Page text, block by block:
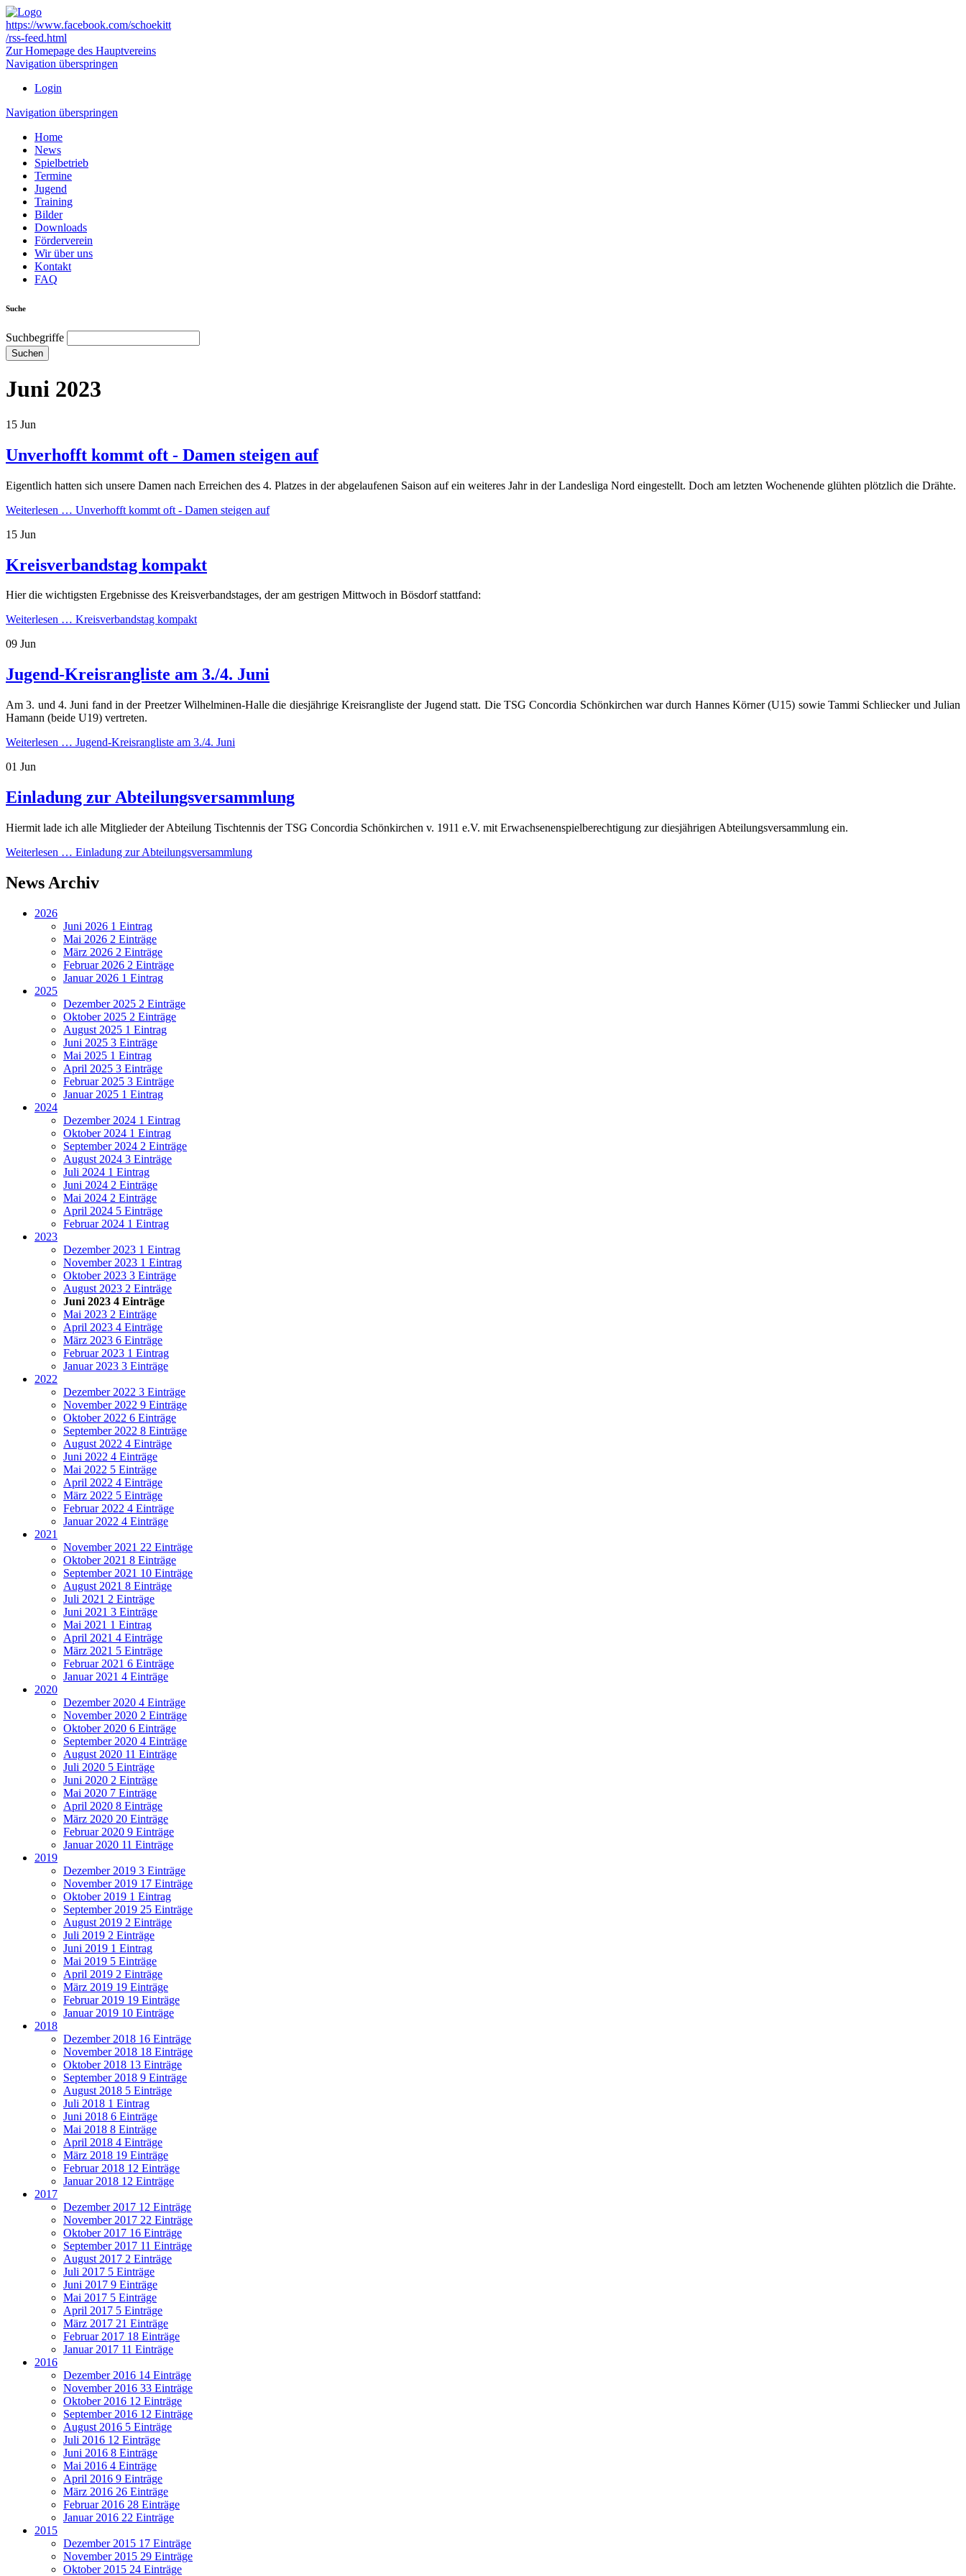
https://www.facebook.com/schoekitt
/rss-feed.html
Zur Homepage des Hauptvereins
Navigation überspringen
Login
Navigation überspringen
Home
News
Spielbetrieb
Termine
Jugend
Training
Bilder
Downloads
Förderverein
Wir über uns
Kontakt
FAQ
Suche
Suchbegriffe
Suchen
Juni 2023
15 Jun
Unverhofft kommt oft - Damen steigen auf
Eigentlich hatten sich unsere Damen nach Erreichen des 4. Platzes in der abgelaufenen Saison auf ein weiteres Jahr in der Landesliga Nord eingestellt. Doch am letzten Wochenende glühten plötzlich die Drähte.
Weiterlesen … Unverhofft kommt oft - Damen steigen auf
15 Jun
Kreisverbandstag kompakt
Hier die wichtigsten Ergebnisse des Kreisverbandstages, der am gestrigen Mittwoch in Bösdorf stattfand:
Weiterlesen … Kreisverbandstag kompakt
09 Jun
Jugend-Kreisrangliste am 3./4. Juni
Am 3. und 4. Juni fand in der Preetzer Wilhelminen-Halle die diesjährige Kreisrangliste der Jugend statt. Die TSG Concordia Schönkirchen war durch Hannes Körner (U15) sowie Tammi Schliecker und Julian
Hamann (beide U19) vertreten.
Weiterlesen … Jugend-Kreisrangliste am 3./4. Juni
01 Jun
Einladung zur Abteilungsversammlung
Hiermit lade ich alle Mitglieder der Abteilung Tischtennis der TSG Concordia Schönkirchen v. 1911 e.V. mit Erwachsenenspielberechtigung zur diesjährigen Abteilungsversammlung ein.
Weiterlesen … Einladung zur Abteilungsversammlung
News Archiv
2026
Juni 2026 1 Eintrag
Mai 2026 2 Einträge
März 2026 2 Einträge
Februar 2026 2 Einträge
Januar 2026 1 Eintrag
2025
Dezember 2025 2 Einträge
Oktober 2025 2 Einträge
August 2025 1 Eintrag
Juni 2025 3 Einträge
Mai 2025 1 Eintrag
April 2025 3 Einträge
Februar 2025 3 Einträge
Januar 2025 1 Eintrag
2024
Dezember 2024 1 Eintrag
Oktober 2024 1 Eintrag
September 2024 2 Einträge
August 2024 3 Einträge
Juli 2024 1 Eintrag
Juni 2024 2 Einträge
Mai 2024 2 Einträge
April 2024 5 Einträge
Februar 2024 1 Eintrag
2023
Dezember 2023 1 Eintrag
November 2023 1 Eintrag
Oktober 2023 3 Einträge
August 2023 2 Einträge
Juni 2023 4 Einträge
Mai 2023 2 Einträge
April 2023 4 Einträge
März 2023 6 Einträge
Februar 2023 1 Eintrag
Januar 2023 3 Einträge
2022
Dezember 2022 3 Einträge
November 2022 9 Einträge
Oktober 2022 6 Einträge
September 2022 8 Einträge
August 2022 4 Einträge
Juni 2022 4 Einträge
Mai 2022 5 Einträge
April 2022 4 Einträge
März 2022 5 Einträge
Februar 2022 4 Einträge
Januar 2022 4 Einträge
2021
November 2021 22 Einträge
Oktober 2021 8 Einträge
September 2021 10 Einträge
August 2021 8 Einträge
Juli 2021 2 Einträge
Juni 2021 3 Einträge
Mai 2021 1 Eintrag
April 2021 4 Einträge
März 2021 5 Einträge
Februar 2021 6 Einträge
Januar 2021 4 Einträge
2020
Dezember 2020 4 Einträge
November 2020 2 Einträge
Oktober 2020 6 Einträge
September 2020 4 Einträge
August 2020 11 Einträge
Juli 2020 5 Einträge
Juni 2020 2 Einträge
Mai 2020 7 Einträge
April 2020 8 Einträge
März 2020 20 Einträge
Februar 2020 9 Einträge
Januar 2020 11 Einträge
2019
Dezember 2019 3 Einträge
November 2019 17 Einträge
Oktober 2019 1 Eintrag
September 2019 25 Einträge
August 2019 2 Einträge
Juli 2019 2 Einträge
Juni 2019 1 Eintrag
Mai 2019 5 Einträge
April 2019 2 Einträge
März 2019 19 Einträge
Februar 2019 19 Einträge
Januar 2019 10 Einträge
2018
Dezember 2018 16 Einträge
November 2018 18 Einträge
Oktober 2018 13 Einträge
September 2018 9 Einträge
August 2018 5 Einträge
Juli 2018 1 Eintrag
Juni 2018 6 Einträge
Mai 2018 8 Einträge
April 2018 4 Einträge
März 2018 19 Einträge
Februar 2018 12 Einträge
Januar 2018 12 Einträge
2017
Dezember 2017 12 Einträge
November 2017 22 Einträge
Oktober 2017 16 Einträge
September 2017 11 Einträge
August 2017 2 Einträge
Juli 2017 5 Einträge
Juni 2017 9 Einträge
Mai 2017 5 Einträge
April 2017 5 Einträge
März 2017 21 Einträge
Februar 2017 18 Einträge
Januar 2017 11 Einträge
2016
Dezember 2016 14 Einträge
November 2016 33 Einträge
Oktober 2016 12 Einträge
September 2016 12 Einträge
August 2016 5 Einträge
Juli 2016 12 Einträge
Juni 2016 8 Einträge
Mai 2016 4 Einträge
April 2016 9 Einträge
März 2016 26 Einträge
Februar 2016 28 Einträge
Januar 2016 22 Einträge
2015
Dezember 2015 17 Einträge
November 2015 29 Einträge
Oktober 2015 24 Einträge